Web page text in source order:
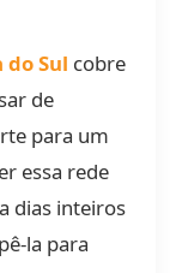
Sul cobre
de
para um
essa rede
dias inteiros
la para